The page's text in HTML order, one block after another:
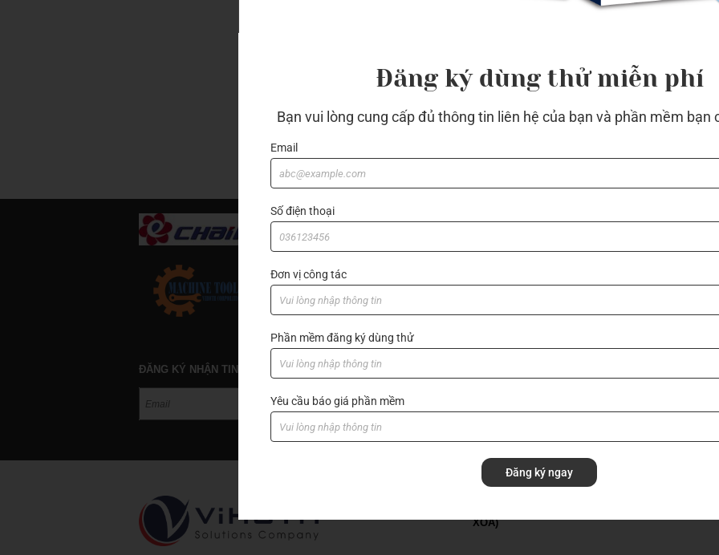
ĐĂNG KÝ NHẬN TIN
XÓA)
Đăng ký dùng thử miễn phí
Bạn vui lòng cung cấp đủ thông tin liên hệ của bạn và phần mềm bạn
Email
Số điện thoại
Đơn vị công tác
Phần mềm đăng ký dùng thử
Yêu cầu báo giá phần mềm
Đăng ký ngay